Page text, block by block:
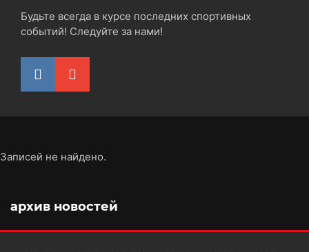
Будьте всегда в курсе последних спортивных
событий! Следуйте за нами!
Записей не найдено.
архив новостей